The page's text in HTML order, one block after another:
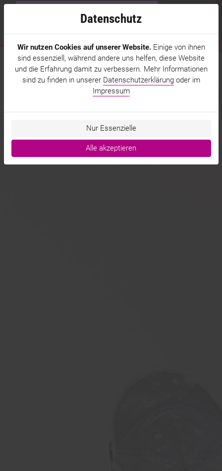
Startseite
Leistungen
Referenzen
Über uns
Datenschutz
Wir nutzen Cookies auf unserer Website.Einige von ihnen
sind essenziell, während andere uns helfen, diese Website
und die Erfahrung damit zu verbessern. Mehr Informationen
sind zu finden in unserer Datenschutzerklärungoder im
Impressum
Nur Essenzielle
Alle akzeptieren